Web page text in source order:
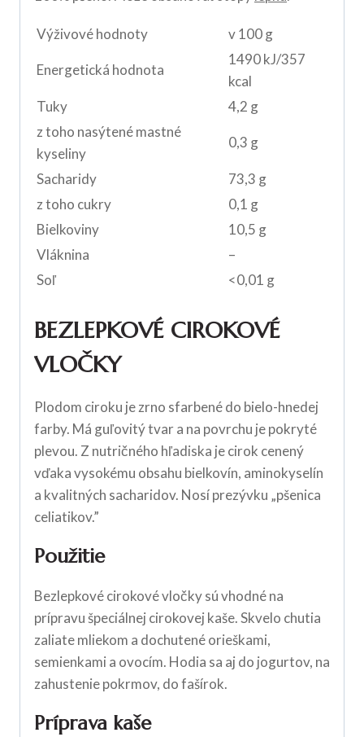
Výživové hodnoty v 100 g
Energetická hodnota
1490 kJ/357
kcal
Tuky
4,2 g
z toho nasýtené mastné
kyseliny
0,3 g
Sacharidy
73,3 g
z toho cukry
0,1 g
Bielkoviny
10,5 g
Vláknina
–
Soľ
<0,01 g
BEZLEPKOVÉ CIROKOVÉ
VLOČKY
Plodom ciroku je zrno sfarbené do bielo-hnedej
farby. Má guľovitý tvar a na povrchu je pokryté
plevou. Z nutričného hľadiska je cirok cenený
vďaka vysokému obsahu bielkovín, aminokyselín
a kvalitných sacharidov. Nosí prezývku „pšenica
celiatikov.”
Použitie
Bezlepkové cirokové vločky sú vhodné na
prípravu špeciálnej cirokovej kaše. Skvelo chutia
zaliate mliekom a dochutené orieškami,
semienkami a ovocím. Hodia sa aj do jogurtov, na
zahustenie pokrmov, do fašírok.
Príprava kaše